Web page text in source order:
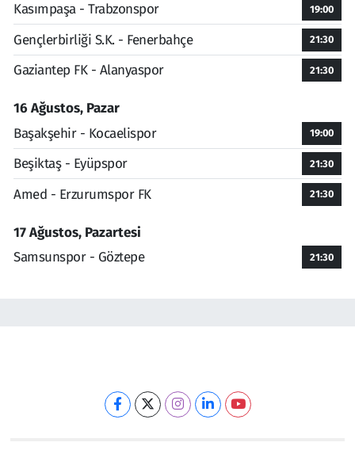
Kasımpaşa - Trabzonspor 19:00
Gençlerbirliği S.K. - Fenerbahçe 21:30
Gaziantep FK - Alanyaspor 21:30
16 Ağustos, Pazar
Başakşehir - Kocaelispor
19:00
Beşiktaş - Eyüpspor 21:30
Amed - Erzurumspor FK 21:30
17 Ağustos, Pazartesi
Samsunspor - Göztepe
21:30